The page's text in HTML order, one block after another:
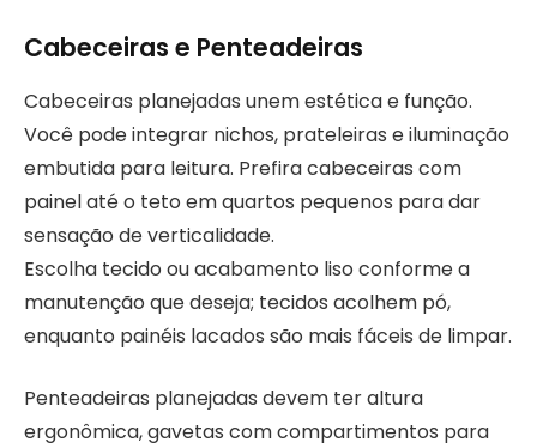
Cabeceiras e Penteadeiras
Cabeceiras planejadas unem estética e função.
Você pode integrar nichos, prateleiras e iluminação
embutida para leitura. Prefira cabeceiras com
painel até o teto em quartos pequenos para dar
sensação de verticalidade.
Escolha tecido ou acabamento liso conforme a
manutenção que deseja; tecidos acolhem pó,
enquanto painéis lacados são mais fáceis de limpar.
Penteadeiras planejadas devem ter altura
ergonômica, gavetas com compartimentos para